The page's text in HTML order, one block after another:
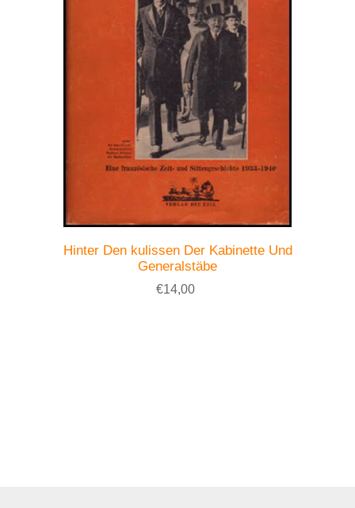
Hinter Den kulissen Der Kabinette Und
Generalstäbe
€14,00